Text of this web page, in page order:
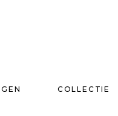
COLLECTIE